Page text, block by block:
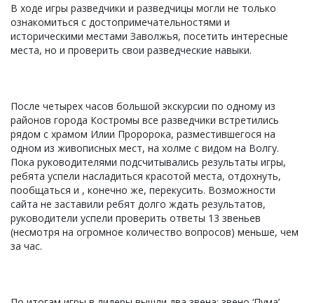
В ходе игры разведчики и разведчицы могли не только
ознакомиться с достопримечательностями и
историческими местами Заволжья, посетить интересные
места, но и проверить свои разведческие навыки.
После четырех часов большой экскурсии по одному из
районов города Костромы все разведчики встретились
рядом с храмом Илии Проророка, разместившегося на
одном из живописных мест, на холме с видом на Волгу.
Пока руководителями подсчитывались результаты игры,
ребята успели насладиться красотой места, отдохнуть,
пообщаться и , конечно же, перекусить. Возможности
сайта не заставили ребят долго ждать результатов,
руководители успели проверить ответы 13 звеньев
(несмотря на огромное количество вопросов) меньше, чем
за час.